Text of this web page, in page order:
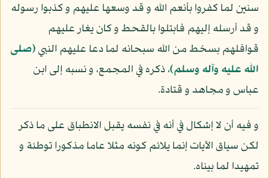
سنين لما كفروا بأنعم الله و قد وسعها عليهم و كذبوا رسوله
و قد أرسله إليهم فابتلوا بالقحط و كان يغار عليهم
قوافلهم بسخط من الله سبحانه لما دعا عليهم النبي(صلى
الله عليه وآله وسلم)، ذكره في المجمع، و نسبه إلى ابن
عباس و مجاهد و قتادة.
و فيه أن لا إشكال في أنه في نفسه يقبل الانطباق على ما ذكر
لكن سياق الآيات إنما يلائم كونه مثلا عاما مذكورا توطئة و
تمهيدا لما بيناه.